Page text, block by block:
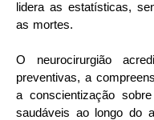
lidera as estatísticas,
as mortes.
O neurocirurgião
preventivas, a
a conscientização
saudáveis ao longo do